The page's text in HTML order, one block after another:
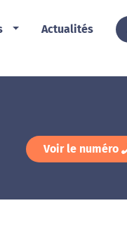
Actualités
Voir le numéro